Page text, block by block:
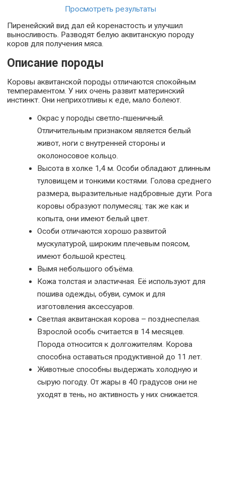
Просмотреть результаты
Пиренейский вид дал ей коренастость и улучшил
выносливость. Разводят белую аквитанскую породу
коров для получения мяса.
Описание породы
Коровы аквитанской породы отличаются спокойным
темпераментом. У них очень развит материнский
инстинкт. Они неприхотливы к еде, мало болеют.
Окрас у породы светло-пшеничный.
Отличительным признаком является белый
живот, ноги с внутренней стороны и
околоносовое кольцо.
Высота в холке 1,4 м. Особи обладают длинным
туловищем и тонкими костями. Голова среднего
размера, выразительные надбровные дуги. Рога
коровы образуют полумесяц: так же как и
копыта, они имеют белый цвет.
Особи отличаются хорошо развитой
мускулатурой, широким плечевым поясом,
имеют большой крестец.
Вымя небольшого объёма.
Кожа толстая и эластичная. Её используют для
пошива одежды, обуви, сумок и для
изготовления аксессуаров.
Светлая аквитанская корова – позднеспелая.
Взрослой особь считается в 14 месяцев.
Порода относится к долгожителям. Корова
способна оставаться продуктивной до 11 лет.
Животные способны выдержать холодную и
сырую погоду. От жары в 40 градусов они не
уходят в тень, но активность у них снижается.